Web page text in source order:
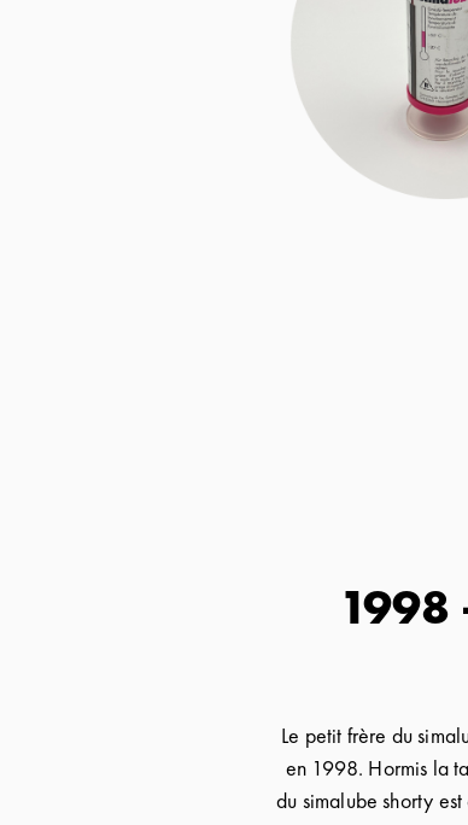
1998
Le petit frère du
en 1998. Hormis la
du simalube shorty